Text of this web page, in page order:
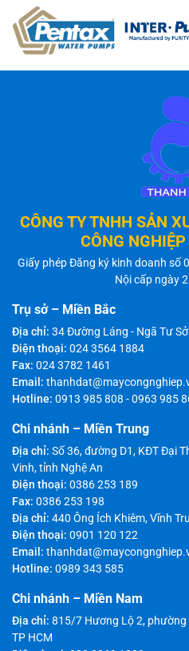
CÔNG TY TNHH SẢN
CÔNG
Giấy phép Đăng ký kinh doanh số
Nội cấp ngày
Trụ sở – Miền Bắc
Địa chỉ: 34 Đường Láng - Ngã Tư
Điện thoại: 024 3564 1884
Fax: 024 3782 1461
Email:
Hotline: 0913 985 808 -0963 985
Chi nhánh – Miền Trung
Địa chỉ: Số 36, đường D1, KĐT Đại
Vinh, tỉnh Nghệ An
Điện thoại: 0386 253 189
Fax: 0386 253 198
Địa chỉ: 440 Ông Ích Khiêm, Vĩnh
Điện thoại: 0901 120 122
Email:
Hotline: 0989 343 585
Chi nhánh – Miền Nam
Địa chỉ: 815/7 Hương Lộ 2, phường
TP HCM